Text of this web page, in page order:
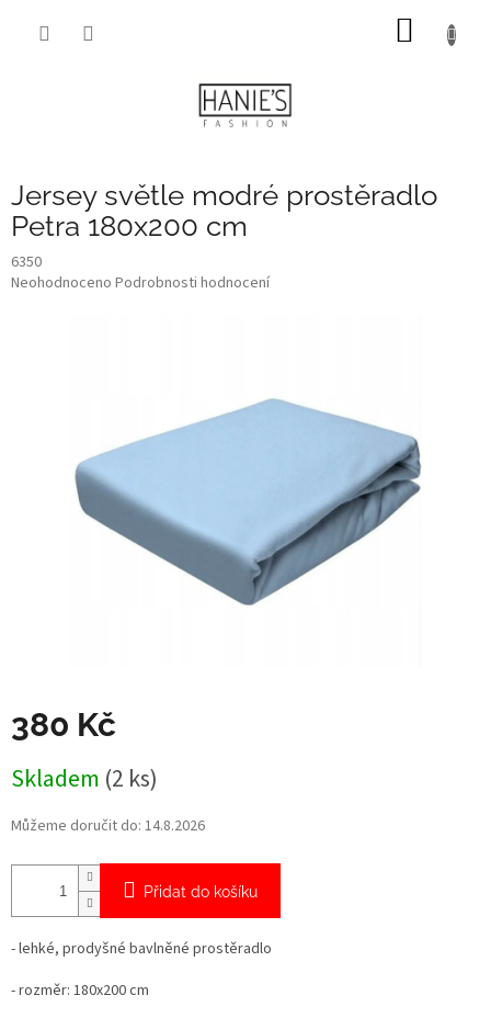
Jersey světle modré prostěradlo
Petra 180x200 cm
6350
Průměrné
Neohodnoceno Podrobnosti hodnocení
380 Kč
cena:
Skladem (2 ks)
Můžeme doručit do: 14.8.2026
Přidat do košíku
- lehké, prodyšné bavlněné prostěradlo
- rozměr: 180x200 cm